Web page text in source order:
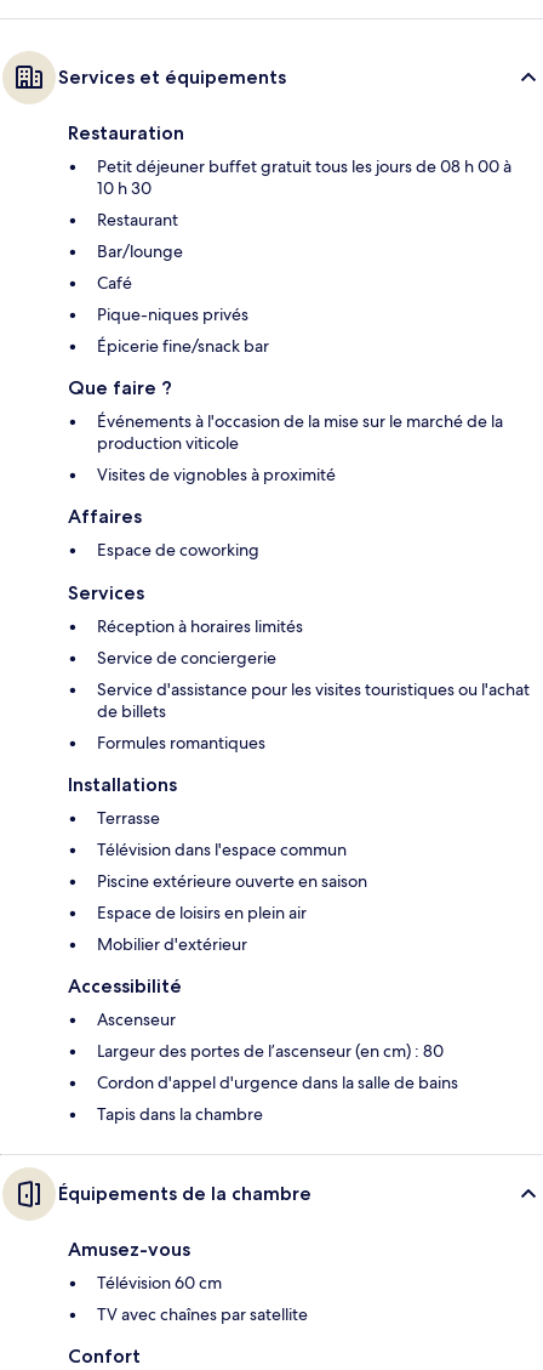
Services et équipements
Restauration
Petit déjeuner buffet gratuit tous les jours de 08 h 00 à
10 h 30
Restaurant
Bar/lounge
Café
Pique-niques privés
Épicerie fine/snack bar
Que faire ?
Événements à l'occasion de la mise sur le marché de la
production viticole
Visites de vignobles à proximité
Affaires
Espace de coworking
Services
Réception à horaires limités
Service de conciergerie
Service d'assistance pour les visites touristiques ou l'achat
de billets
Formules romantiques
Installations
Terrasse
Télévision dans l'espace commun
Piscine extérieure ouverte en saison
Espace de loisirs en plein air
Mobilier d'extérieur
Accessibilité
Ascenseur
Largeur des portes de l’ascenseur (en cm) : 80
Cordon d'appel d'urgence dans la salle de bains
Tapis dans la chambre
Équipements de la chambre
Amusez-vous
Télévision 60 cm
TV avec chaînes par satellite
Confort